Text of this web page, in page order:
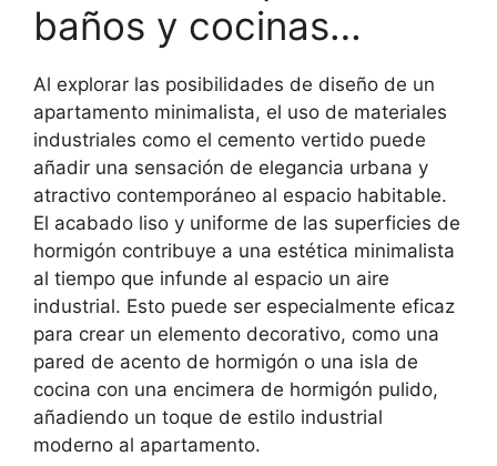
baños y cocinas…
Al explorar las posibilidades de diseño de un
apartamento minimalista, el uso de materiales
industriales como el cemento vertido puede
añadir una sensación de elegancia urbana y
atractivo contemporáneo al espacio habitable.
El acabado liso y uniforme de las superficies de
hormigón contribuye a una estética minimalista
al tiempo que infunde al espacio un aire
industrial. Esto puede ser especialmente eficaz
para crear un elemento decorativo, como una
pared de acento de hormigón o una isla de
cocina con una encimera de hormigón pulido,
añadiendo un toque de estilo industrial
moderno al apartamento.